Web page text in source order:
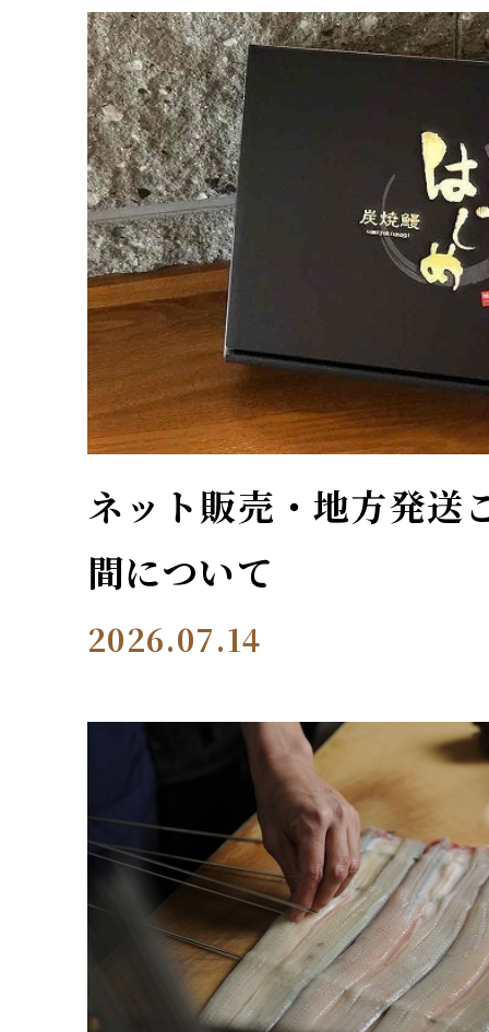
ネット販売・地方発送
間について
2026.07.14